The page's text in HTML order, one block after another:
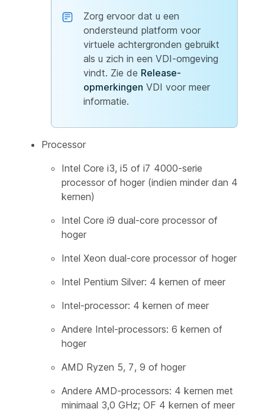
Zorg ervoor dat u een
ondersteund platform voor
virtuele achtergronden gebruikt
als u zich in een VDI-omgeving
vindt. Zie de Release-
opmerkingen VDI voor meer
informatie.
Processor
Intel Core i3, i5 of i7 4000-serie
processor of hoger (indien minder dan 4
kernen)
Intel Core i9 dual-core processor of
hoger
Intel Xeon dual-core processor of hoger
Intel Pentium Silver: 4 kernen of meer
Intel-processor: 4 kernen of meer
Andere Intel-processors: 6 kernen of
hoger
AMD Ryzen 5, 7, 9 of hoger
Andere AMD-processors: 4 kernen met
minimaal 3,0 GHz; OF 4 kernen of meer